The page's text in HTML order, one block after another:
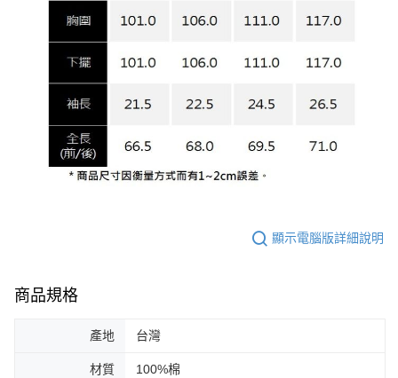
顯示電腦版詳細說明
商品規格
產地 台灣
材質 100%棉